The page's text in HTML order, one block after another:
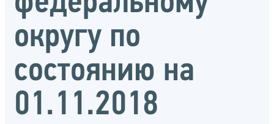
округу по
состоянию на
01.11.2018